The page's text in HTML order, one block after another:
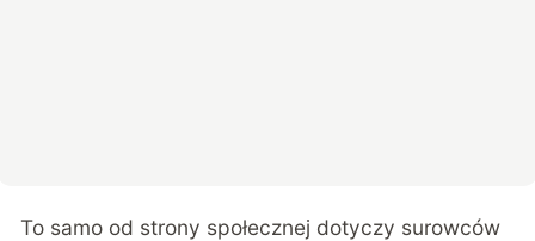
To samo od strony społecznej dotyczy surowców